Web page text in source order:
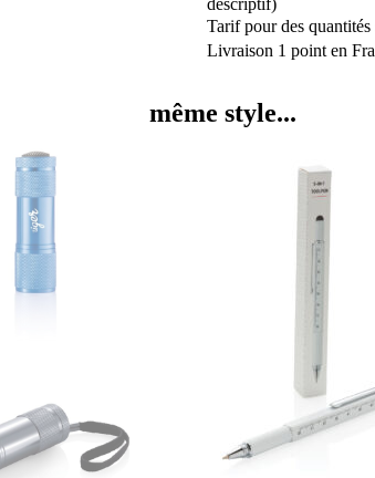
descriptif)
Tarif pour des quantités
Livraison 1 point en
même style...